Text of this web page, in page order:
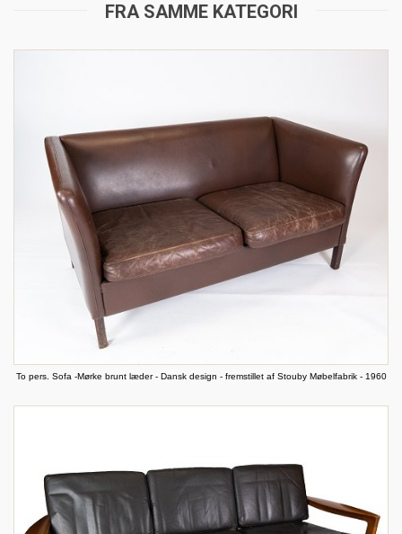
FRA SAMME KATEGORI
To pers. Sofa -Mørke brunt læder - Dansk design - fremstillet af Stouby Møbelfabrik - 1960